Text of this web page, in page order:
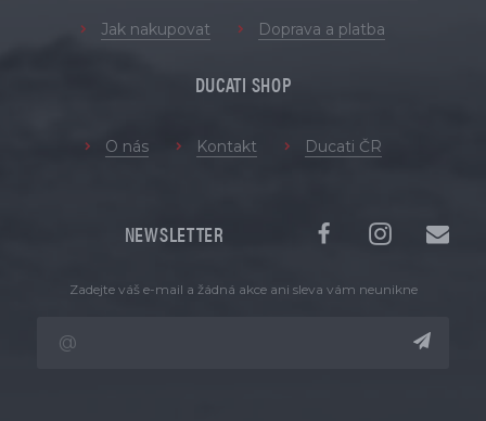
Jak nakupovat Doprava a platba
DUCATI SHOP
O nás Kontakt Ducati ČR
NEWSLETTER
Zadejte váš e-mail a žádná akce ani sleva vám neunikne